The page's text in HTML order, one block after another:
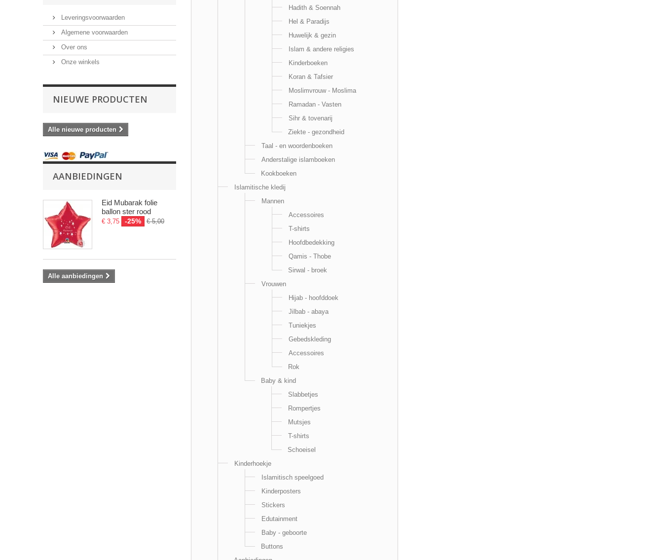
Leveringsvoorwaarden
Algemene voorwaarden
Over ons
Onze winkels
NIEUWE PRODUCTEN
Alle nieuwe producten
AANBIEDINGEN
Eid Mubarak folie
ballon ster rood
€ 3,75 -25% € 5,00
Alle aanbiedingen
Hadith & Soennah
Hel & Paradijs
Huwelijk & gezin
Islam & andere religies
Kinderboeken
Koran & Tafsier
Moslimvrouw - Moslima
Ramadan - Vasten
Sihr & tovenarij
Ziekte - gezondheid
Taal - en woordenboeken
Anderstalige islamboeken
Kookboeken
Islamitische kledij
Mannen
Accessoires
T-shirts
Hoofdbedekking
Qamis - Thobe
Sirwal - broek
Vrouwen
Hijab - hoofddoek
Jilbab - abaya
Tuniekjes
Gebedskleding
Accessoires
Rok
Baby & kind
Slabbetjes
Rompertjes
Mutsjes
T-shirts
Schoeisel
Kinderhoekje
Islamitisch speelgoed
Kinderposters
Stickers
Edutainment
Baby - geboorte
Buttons